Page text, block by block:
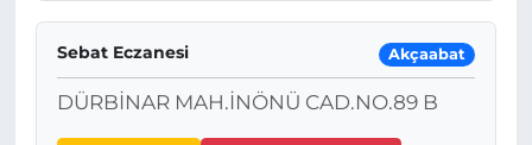
Sebat Eczanesi Akçaabat
DÜRBİNAR MAH.İNÖNÜ CAD.NO.89 B